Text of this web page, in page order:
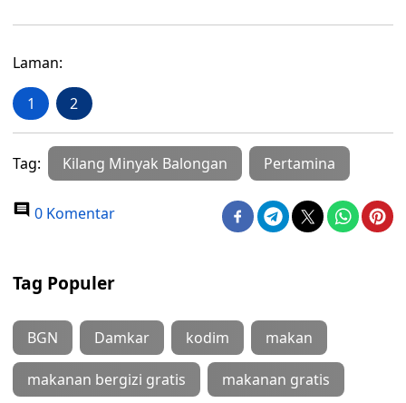
Laman:
1 2
Tag: Kilang Minyak Balongan Pertamina
0 Komentar
Tag Populer
BGN Damkar kodim makan
makanan bergizi gratis makanan gratis